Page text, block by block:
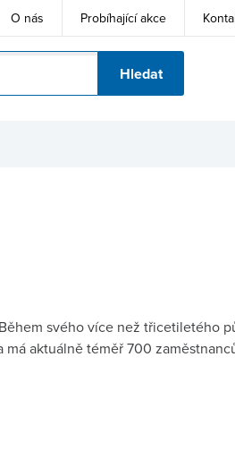
O nás Probíhající akce
Hledat
svého více než třicetiletého
aktuálně téměř 700